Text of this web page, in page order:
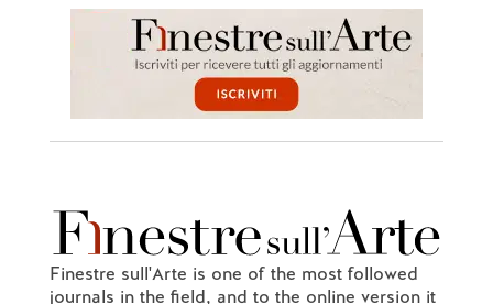
Finestre sull'Arte is one of the most followed
journals in the field, and to the online version it